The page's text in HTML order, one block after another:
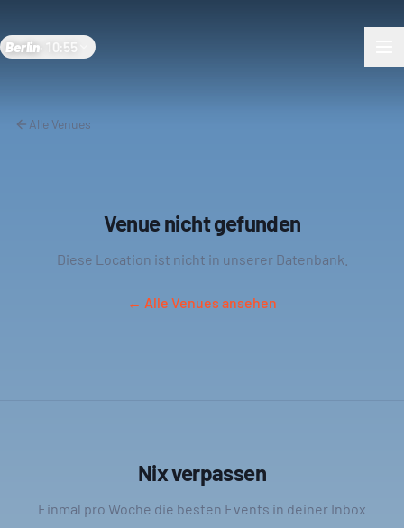
Berlin 10:55
Alle Venues
Venue nicht gefunden
Diese Location ist nicht in unserer Datenbank.
← Alle Venues ansehen
Nix verpassen
Einmal pro Woche die besten Events in deiner Inbox